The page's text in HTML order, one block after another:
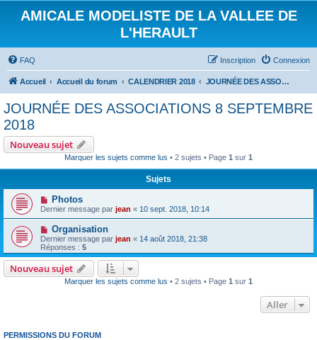
AMICALE MODELISTE DE LA VALLEE DE
L'HERAULT
FAQ Connexion
Inscription
Accueil Accueil du forum CALENDRIER 2018 JOURNÉE DES ASSOCIATIONS 8 SEPTEMBRE 2018
JOURNÉE DES ASSOCIATIONS 8 SEPTEMBRE
2018
Nouveau sujet
Marquer les sujets comme lus • 2 sujets • Page 1 sur 1
Sujets
Photos
Dernier message par jean « 10 sept. 2018, 10:14
Organisation
Dernier message par jean « 14 août 2018, 21:38
Réponses : 5
Nouveau sujet
Marquer les sujets comme lus • 2 sujets • Page 1 sur 1
Aller
PERMISSIONS DU FORUM